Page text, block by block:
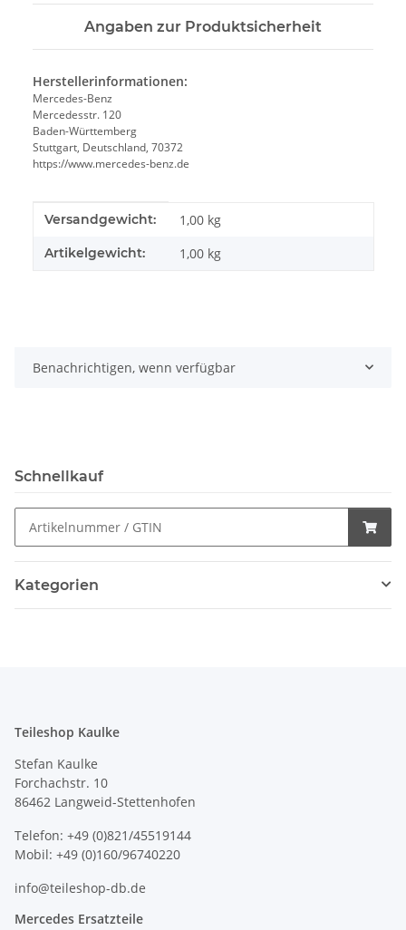
Angaben zur Produktsicherheit
Herstellerinformationen:
Mercedes-Benz
Mercedesstr. 120
Baden-Württemberg
Stuttgart, Deutschland, 70372
https://www.mercedes-benz.de
Produkteigenschaft
Wert
Versandgewicht: 1,00 kg
Artikelgewicht: 1,00 kg
Benachrichtigen, wenn verfügbar
Schnellkauf
Kategorien
Teileshop Kaulke
Stefan Kaulke
Forchachstr. 10
86462 Langweid-Stettenhofen
Telefon: +49 (0)821/45519144
Mobil: +49 (0)160/96740220
info@teileshop-db.de
Mercedes Ersatzteile